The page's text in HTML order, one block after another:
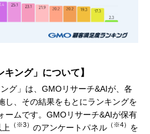
キング」について】
グ」は、GMOリサーチ&AIが、各
し、その結果をもとにランキングを
ームです。GMOリサーチ&AIが保有
（※3） のアンケートパネル （※4） を